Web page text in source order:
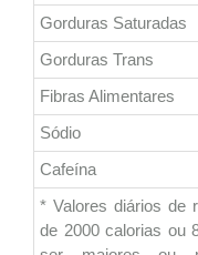
Gorduras Saturadas
Gorduras Trans
Fibras Alimentares
Sódio
Cafeína
* Valores diários de
de 2000 calorias ou